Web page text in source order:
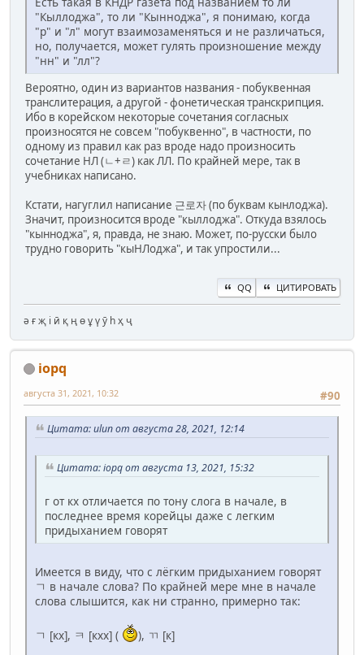
"Кыллоджа", то ли "Кынноджа", я понимаю, когда
"р" и "л" могут взаимозаменяться и не различаться,
но, получается, может гулять произношение между
"нн" и "лл"?
Вероятно, один из вариантов названия - побуквенная
транслитерация, а другой - фонетическая транскрипция.
Ибо в корейском некоторые сочетания согласных
произносятся не совсем "побуквенно", в частности, по
одному из правил как раз вроде надо произносить
сочетание НЛ (ㄴ+ㄹ) как ЛЛ. По крайней мере, так в
учебниках написано.
Кстати, нагуглил написание 근로자 (по буквам кынлоджа).
Значит, произносится вроде "кыллоджа". Откуда взялось
"кынноджа", я, правда, не знаю. Может, по-русски было
трудно говорить "кыНЛоджа", и так упростили...
QQ ЦИТИРОВАТЬ
ә ғ җ і ӣ қ ң ө ұ ү ӯ һ ҳ ҷ
iopq
#90
августа 31, 2021, 10:32
Цитата: ulun от августа 28, 2021, 12:14
Цитата: iopq от августа 13, 2021, 15:32
г от кх отличается по тону слога в начале, в
последнее время корейцы даже с легким
придыханием говорят
Имеется в виду, что с лёгким придыханием говорят
ㄱ в начале слова? По крайней мере мне в начале
слова слышится, как ни странно, примерно так:
ㄱ [кх], ㅋ [кхх] (
), ㄲ [к]